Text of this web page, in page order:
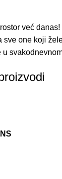
već
sve one koji
u